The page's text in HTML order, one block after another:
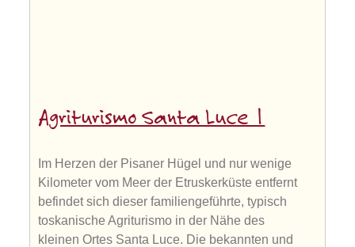
Agriturismo Santa Luce 1
Im Herzen der Pisaner Hügel und nur wenige
Kilometer vom Meer der Etruskerküste entfernt
befindet sich dieser familiengeführte, typisch
toskanische Agriturismo in der Nähe des
kleinen Ortes Santa Luce. Die bekannten und